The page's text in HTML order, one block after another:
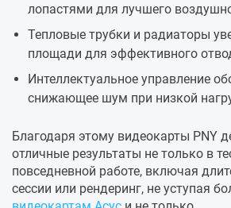
лопастями для лучшего
Тепловые трубки и радиаторы
площади для эффективного
Интеллектуальное управление
снижающее шум при низкой
Благодаря этому видеокарты PNY
отличные результаты не только в
повседневной работе, включая
сессии или рендеринг, не уступая